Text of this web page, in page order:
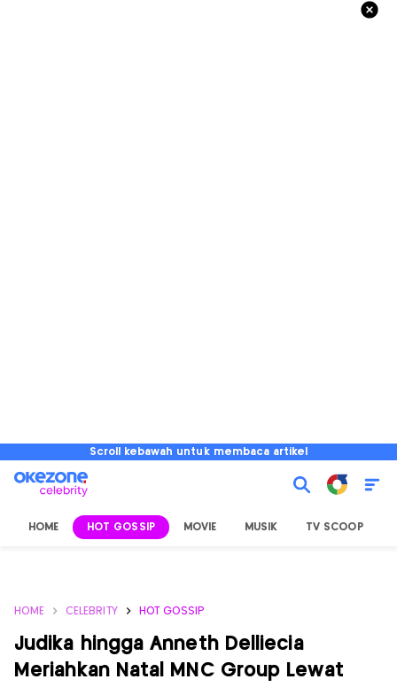
Scroll kebawah untuk membaca artikel
HOME HOT GOSSIP MOVIE MUSIK TV SCOOP
HOME CELEBRITY HOT GOSSIP
Judika hingga Anneth Delliecia
Meriahkan Natal MNC Group Lewat